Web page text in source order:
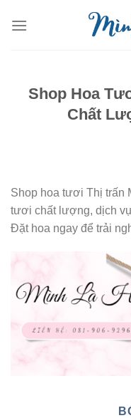
Shop Hoa
Chất
Shop hoa tươi Thị trấn
tươi chất lượng, dịch
Đặt hoa ngay để trải